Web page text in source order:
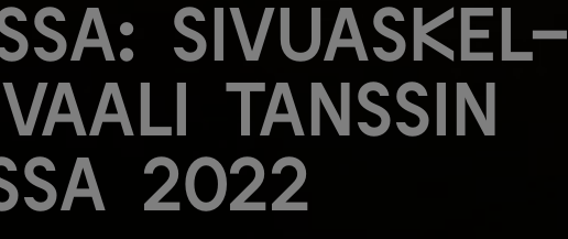
Sivuaskel-
Tanssin
2022